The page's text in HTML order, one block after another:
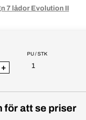
7 lådor Evolution II
PU / STK
1
+
för att se priser